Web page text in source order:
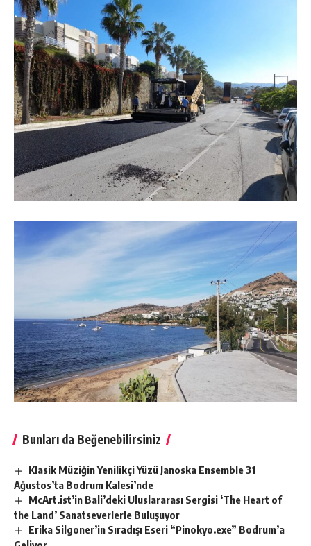
Bunları da Beğenebilirsiniz
Klasik Müziğin Yenilikçi Yüzü Janoska Ensemble 31
Ağustos’ta Bodrum Kalesi’nde
McArt.ist’in Bali’deki Uluslararası Sergisi ‘The Heart of
the Land’ Sanatseverlerle Buluşuyor
Erika Silgoner’in Sıradışı Eseri “Pinokyo.exe” Bodrum’a